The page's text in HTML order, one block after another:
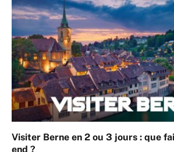
Visiter Berne en 2 ou 3 jours : que
end ?